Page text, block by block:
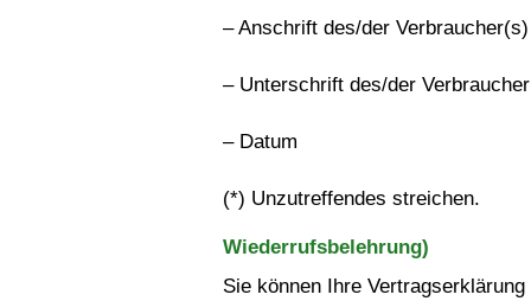
– Anschrift des/der Verbraucher(s)
– Unterschrift des/der
– Datum
(*) Unzutreffendes streichen.
Wiederrufsbelehrung)
Sie können Ihre